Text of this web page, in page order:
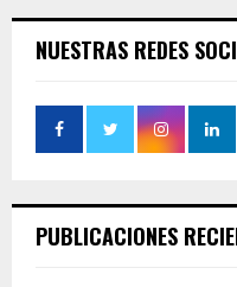
NUESTRAS REDES
PUBLICACIONES